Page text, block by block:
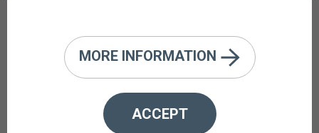
نتائجها هائلة أيضا.MORE INFORMATION
ACCEPT